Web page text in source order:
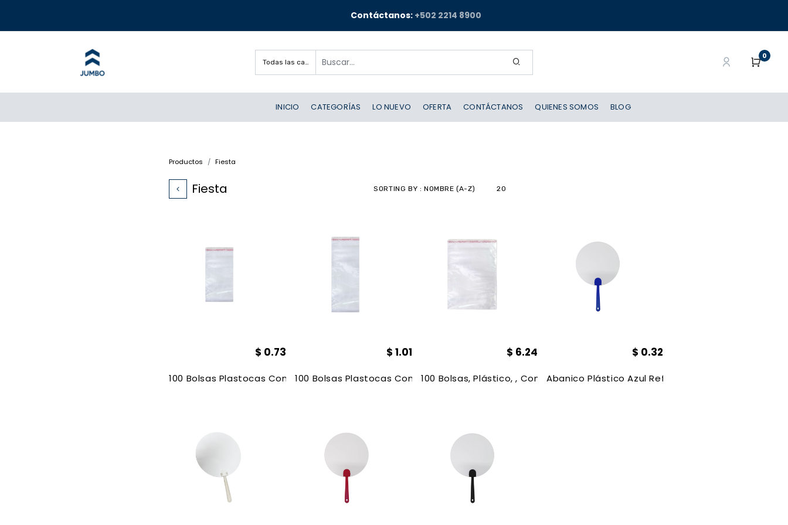
Contáctanos: +502 2214 8900
Todas las categorías
0
INICIO CATEGORÍAS LO NUEVO OFERTA CONTÁCTANOS QUIENES SOMOS BLOG
Productos Fiesta
Fiesta SORTING BY : NOMBRE (A-Z) 20
100 Bolsas Plastocas Con Adhesivo 17*7cm
$ 0.73
100 Bolsas Plastocas Con Adhesivo 30*7cm
$1.01
100 Bolsas, Plástico, , Con Adhesivos , 35*60 Cm
$ 6.24
Abanico Plástico Azul Reflex Redondo
$ 0.32